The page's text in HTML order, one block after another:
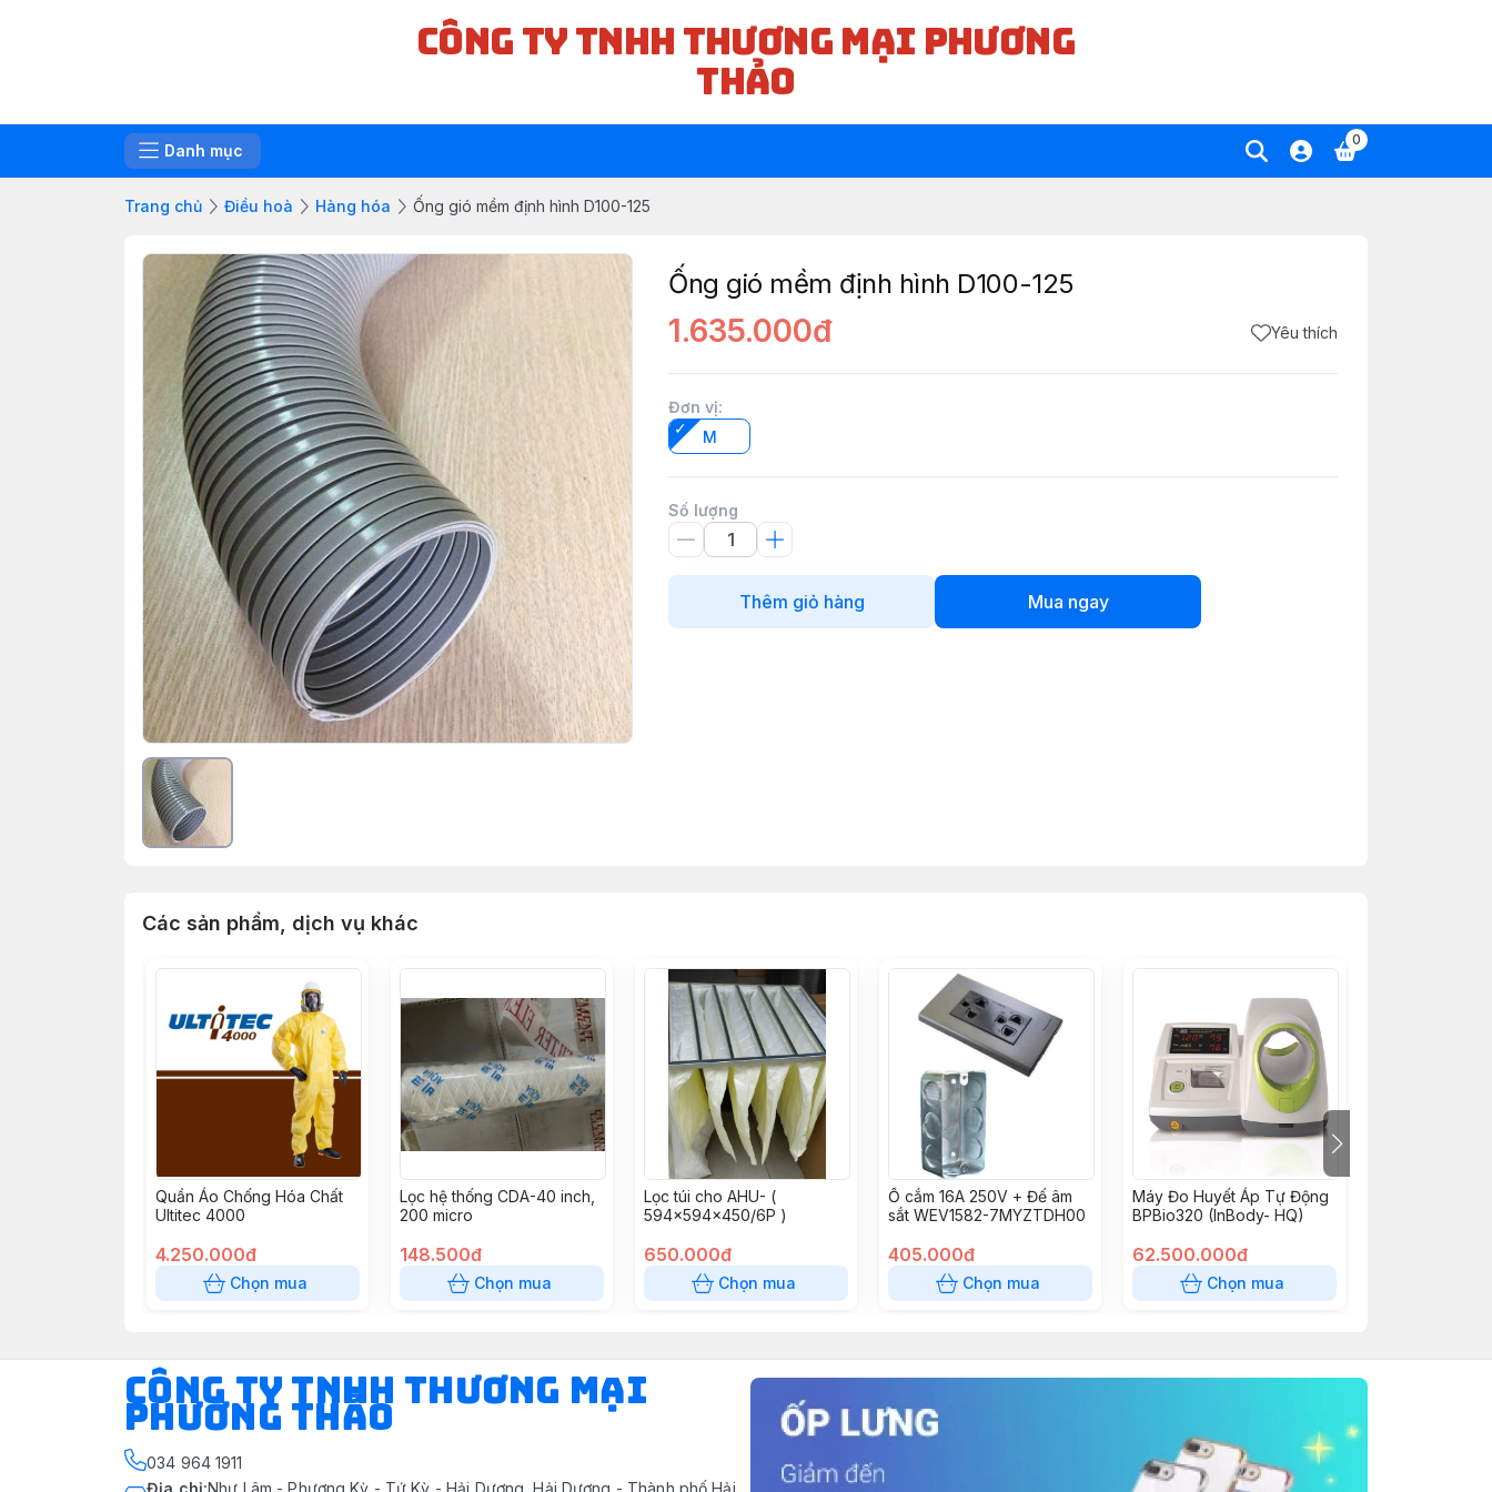
CÔNG TY TNHH THƯƠNG MẠI PHƯƠNG
THẢO
Danh mục
0
Trang chủ Điều hoà Hàng hóa Ống gió mềm định hình D100-125
Ống gió mềm định hình D100-125
1.635.000đ Yêu thích
Đơn vị:
M
Số lượng
Thêm giỏ hàng Mua ngay
Các sản phẩm, dịch vụ khác
Quần Áo Chống Hóa Chất
Ultitec 4000
4.250.000đ
Chọn mua
Lọc hệ thống CDA-40 inch,
200 micro
148.500đ
Chọn mua
Lọc túi cho AHU- (
594x594x450/6P )
650.000đ
Chọn mua
Ổ cắm 16A 250V + Đế âm
sắt WEV1582-7MYZTDH00
405.000đ
Chọn mua
Máy Đo Huyết Áp Tự Động
BPBio320 (InBody- HQ)
62.500.000đ
Chọn mua
CÔNG TY TNHH THƯƠNG MẠI
PHƯƠNG THẢO
034 964 1911
Địa chỉ:Như Lâm - Phượng Kỳ - Tứ Kỳ - Hải Dương, Hải Dương - Thành phố Hải